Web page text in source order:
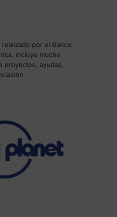
realizado por el Banco
incluye mucha
proyectos, ayudas,